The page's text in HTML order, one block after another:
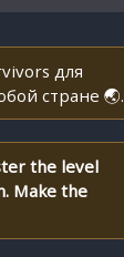
для
стране 🌏.
the level
Make the